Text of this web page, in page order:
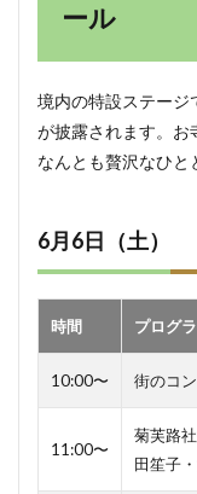
ール
境内の特設ステージ
が披露されます。お
なんとも贅沢なひと
6月6日（土）
時間 プログ
10:00〜 街のコ
11:00〜
菊芙路
田笙子